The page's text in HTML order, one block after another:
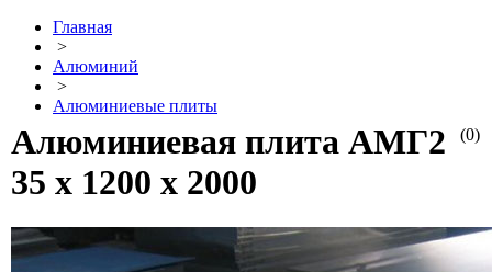
Главная
>
Алюминий
>
Алюминиевые плиты
(0)
Алюминиевая плита АМГ2
35 х 1200 х 2000